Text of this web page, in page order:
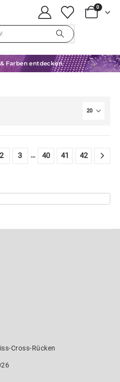
0
Farben entdecken
2 3 … 40 41 42
Cross-Rücken